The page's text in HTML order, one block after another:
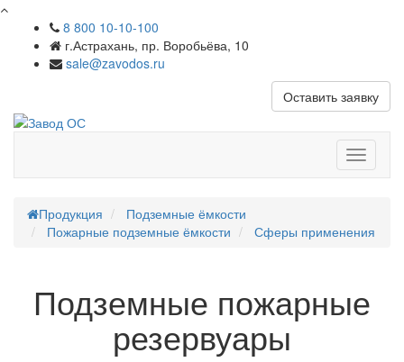
8 800 10-10-100
г.Астрахань, пр. Воробьёва, 10
sale@zavodos.ru
Оставить заявку
меню
Продукция
Подземные ёмкости
Пожарные подземные ёмкости
Сферы применения
Подземные пожарные
резервуары